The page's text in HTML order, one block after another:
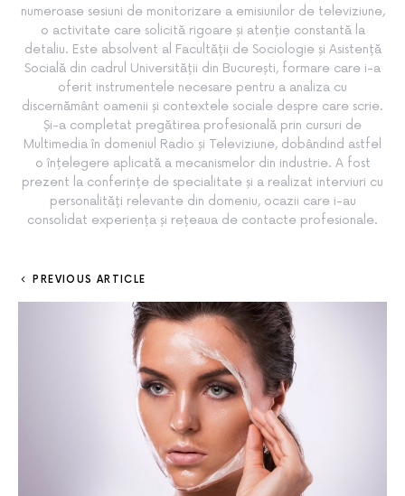
numeroase sesiuni de monitorizare a emisiunilor de televiziune,
o activitate care solicită rigoare și atenție constantă la
detaliu. Este absolvent al Facultății de Sociologie și Asistență
Socială din cadrul Universității din București, formare care i-a
oferit instrumentele necesare pentru a analiza cu
discernământ oamenii și contextele sociale despre care scrie.
Și-a completat pregătirea profesională prin cursuri de
Multimedia în domeniul Radio și Televiziune, dobândind astfel
o înțelegere aplicată a mecanismelor din industrie. A fost
prezent la conferințe de specialitate și a realizat interviuri cu
personalități relevante din domeniu, ocazii care i-au
consolidat experiența și rețeaua de contacte profesionale.
PREVIOUS ARTICLE